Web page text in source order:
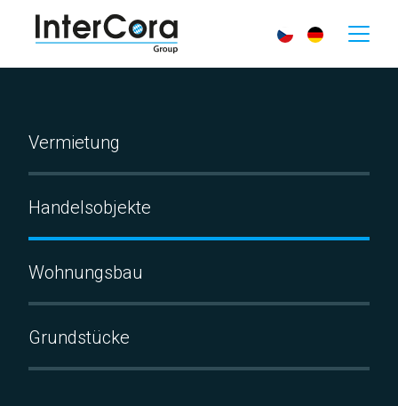
Vermietung
Handelsobjekte
Wohnungsbau
Grundstücke